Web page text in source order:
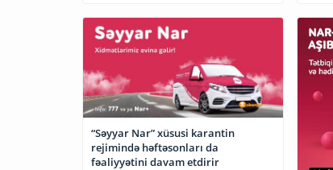
“Səyyar Nar” xüsusi karantin
rejimində həftəsonları da
fəaliyyətini davam etdirir